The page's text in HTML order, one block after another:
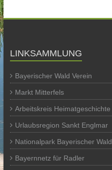
LINKSAMMLUNG
Bayerischer Wald Verein
Markt Mitterfels
Arbeitskreis Heimatgeschichte
Urlaubsregion Sankt Englmar
Nationalpark Bayerischer Wald
Bayernnetz für Radler